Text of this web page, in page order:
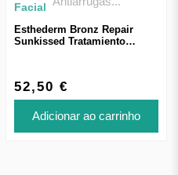
Facial
Esthederm Bronz Repair
Sunkissed Tratamiento
52,50 €
Adicionar ao carrinho